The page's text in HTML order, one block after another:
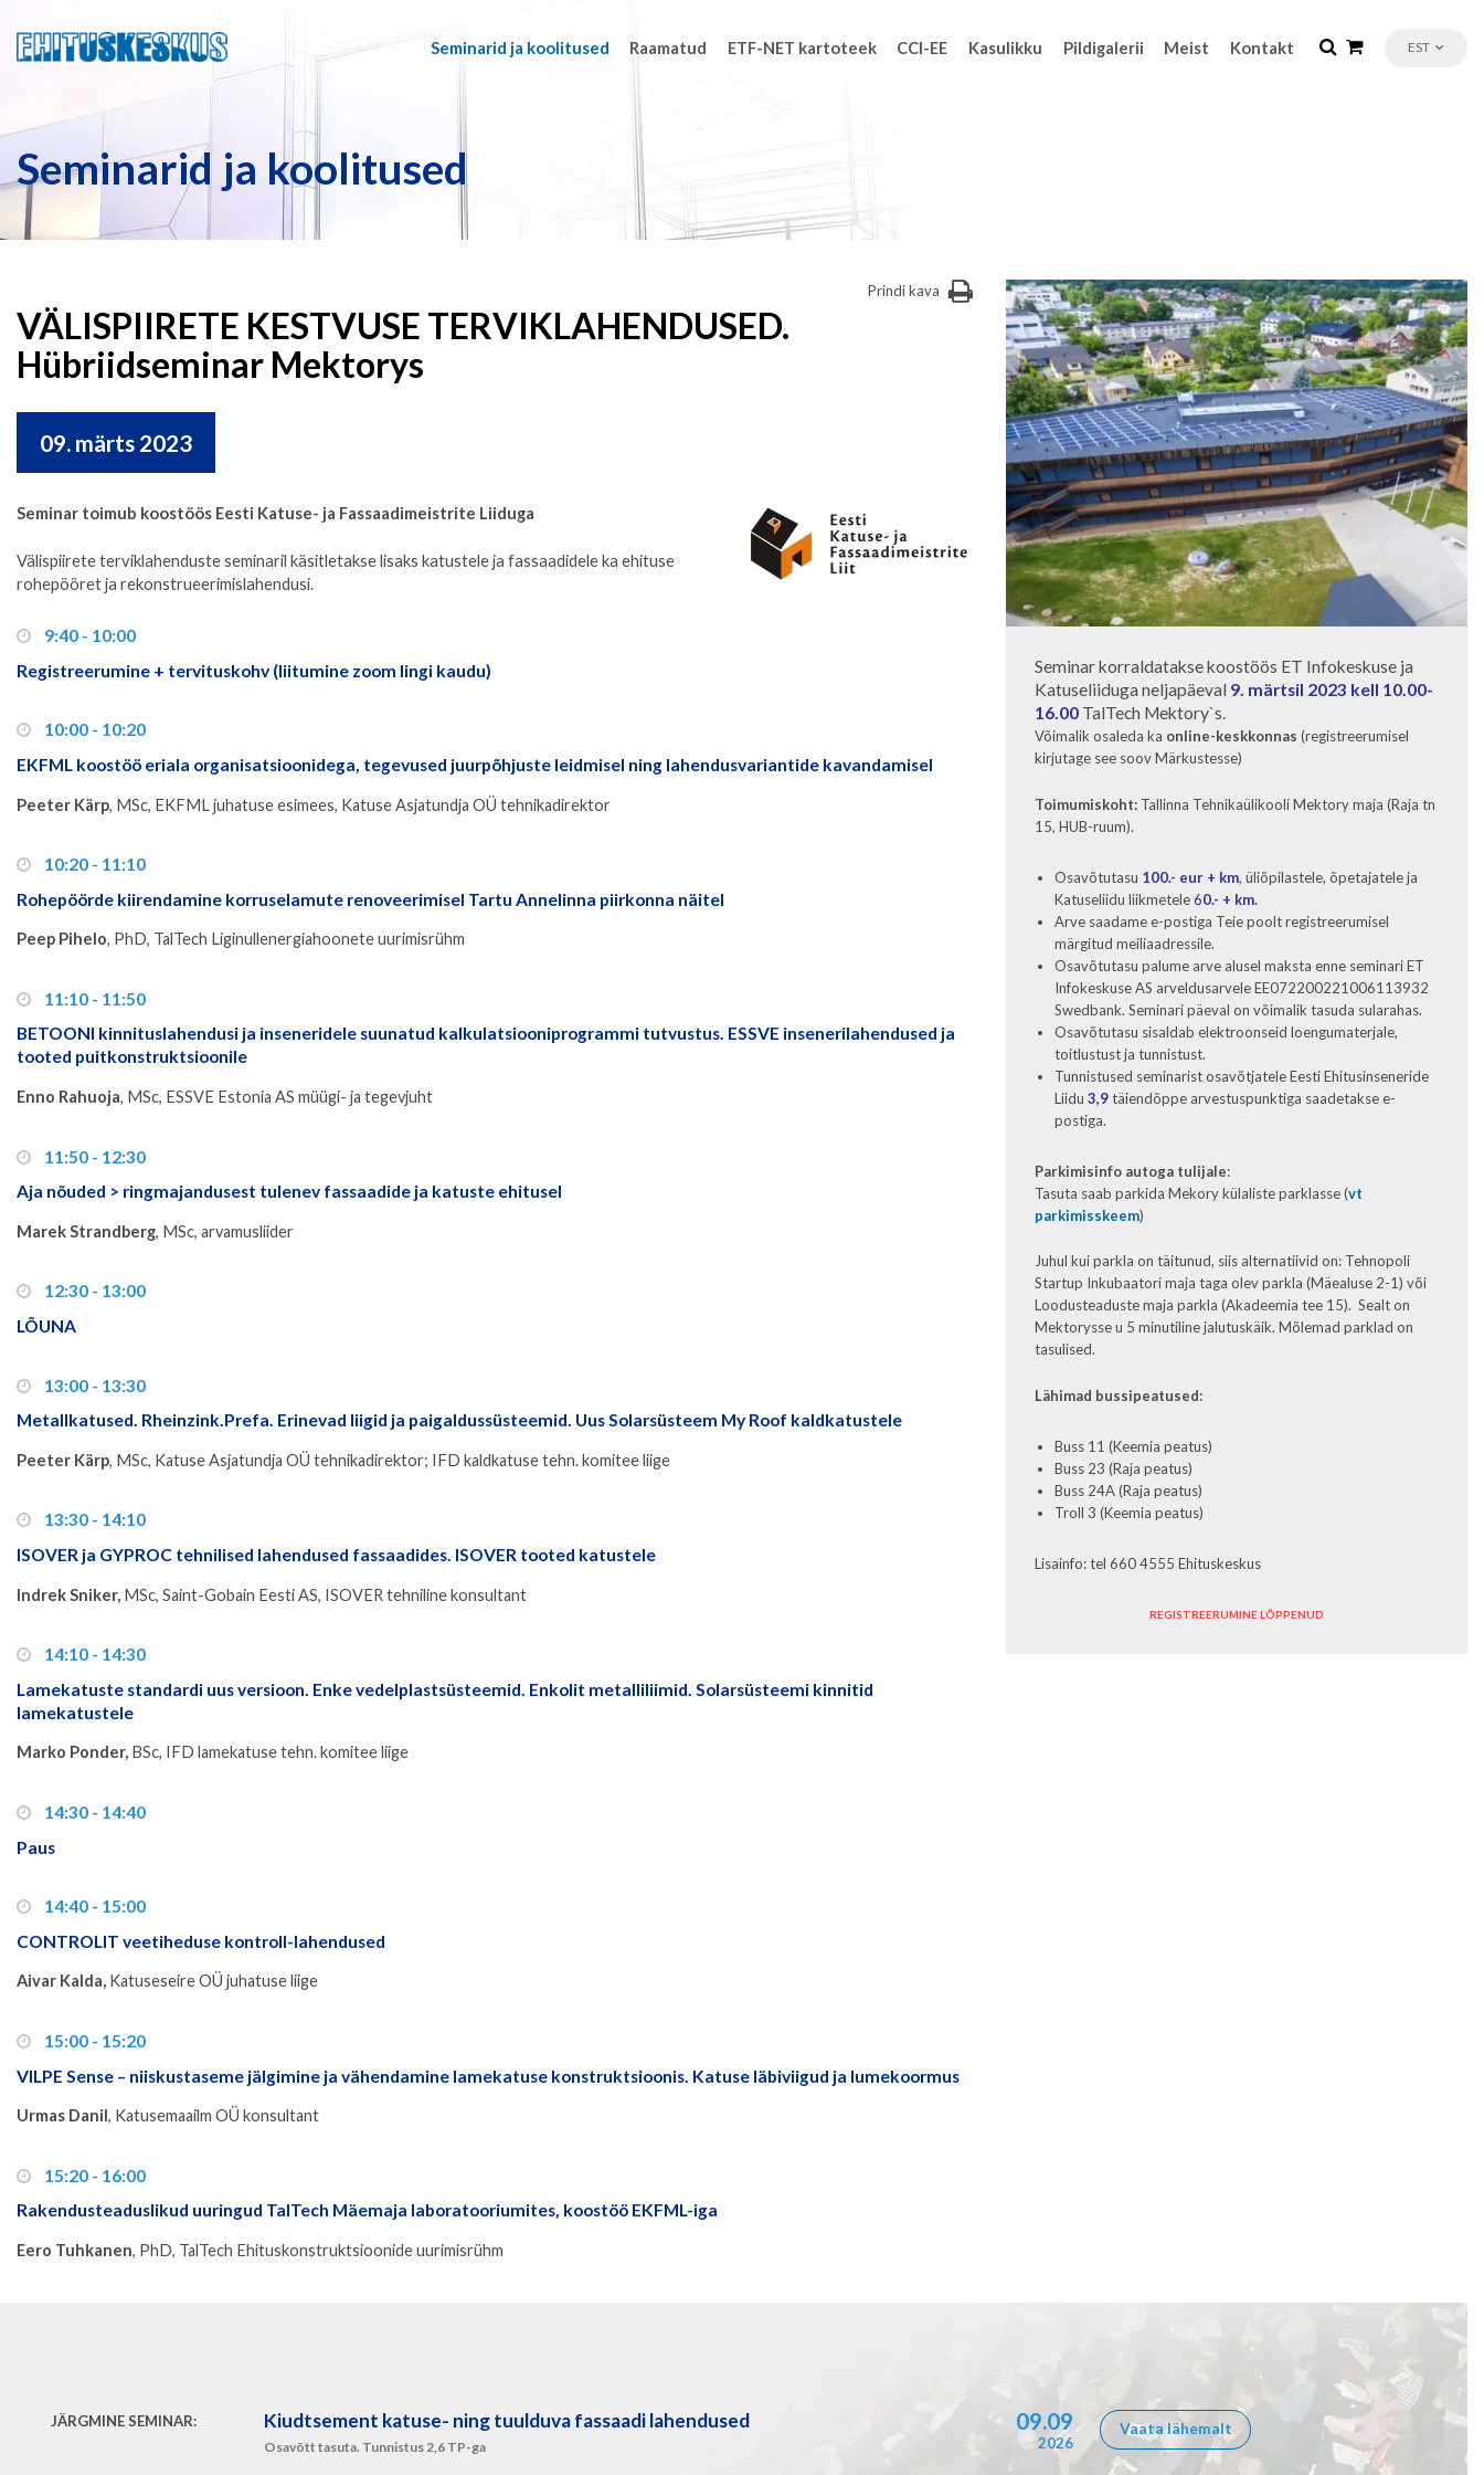
Seminarid ja koolitused Raamatud ETF-NET kartoteek CCI-EE Kasulikku Pildigalerii Meist Kontakt EST
Seminarid ja koolitused
Prindi kava
VÄLISPIIRETE KESTVUSE TERVIKLAHENDUSED.
Hübriidseminar Mektorys
09. märts 2023
Seminar toimub koostöös Eesti Katuse- ja Fassaadimeistrite Liiduga
Välispiirete terviklahenduste seminaril käsitletakse lisaks katustele ja fassaadidele ka ehituse
rohepööret ja rekonstrueerimislahendusi.
9:40 - 10:00
Registreerumine + tervituskohv (liitumine zoom lingi kaudu)
10:00 - 10:20
EKFML koostöö eriala organisatsioonidega, tegevused juurpõhjuste leidmisel ning lahendusvariantide kavandamisel
Peeter Kärp, MSc, EKFML juhatuse esimees, Katuse Asjatundja OÜ tehnikadirektor
10:20 - 11:10
Rohepöörde kiirendamine korruselamute renoveerimisel Tartu Annelinna piirkonna näitel
Peep Pihelo, PhD, TalTech Liginullenergiahoonete uurimisrühm
11:10 - 11:50
BETOONI kinnituslahendusi ja inseneridele suunatud kalkulatsiooniprogrammi tutvustus. ESSVE insenerilahendused ja
tooted puitkonstruktsioonile
Enno Rahuoja, MSc, ESSVE Estonia AS müügi- ja tegevjuht
11:50 - 12:30
Aja nõuded > ringmajandusest tulenev fassaadide ja katuste ehitusel
Marek Strandberg, MSc, arvamusliider
12:30 - 13:00
LÕUNA
13:00 - 13:30
Metallkatused. Rheinzink.Prefa. Erinevad liigid ja paigaldussüsteemid. Uus Solarsüsteem My Roof kaldkatustele
Peeter Kärp, MSc, Katuse Asjatundja OÜ tehnikadirektor; IFD kaldkatuse tehn. komitee liige
13:30 - 14:10
ISOVER ja GYPROC tehnilised lahendused fassaadides. ISOVER tooted katustele
Indrek Sniker, MSc, Saint-Gobain Eesti AS, ISOVER tehniline konsultant
14:10 - 14:30
Lamekatuste standardi uus versioon. Enke vedelplastsüsteemid. Enkolit metalliliimid. Solarsüsteemi kinnitid
lamekatustele
Marko Ponder, BSc, IFD lamekatuse tehn. komitee liige
14:30 - 14:40
Paus
14:40 - 15:00
CONTROLIT veetiheduse kontroll-lahendused
Aivar Kalda, Katuseseire OÜ juhatuse liige
15:00 - 15:20
VILPE Sense – niiskustaseme jälgimine ja vähendamine lamekatuse konstruktsioonis. Katuse läbiviigud ja lumekoormus
Urmas Danil, Katusemaailm OÜ konsultant
15:20 - 16:00
Rakendusteaduslikud uuringud TalTech Mäemaja laboratooriumites, koostöö EKFML-iga
Eero Tuhkanen, PhD, TalTech Ehituskonstruktsioonide uurimisrühm
Seminar korraldatakse koostöös ET Infokeskuse ja
Katuseliiduga neljapäeval 9. märtsil 2023 kell 10.00-
16.00 TalTech Mektory`s.
Võimalik osaleda ka online-keskkonnas (registreerumisel
kirjutage see soov Märkustesse)
Toimumiskoht: Tallinna Tehnikaülikooli Mektory maja (Raja tn
15, HUB-ruum).
Osavõtutasu 100.- eur + km, üliõpilastele, õpetajatele ja
Katuseliidu liikmetele60.- + km.
Arve saadame e-postiga Teie poolt registreerumisel
märgitud meiliaadressile.
Osavõtutasu palume arve alusel maksta enne seminari ET
Infokeskuse AS arveldusarvele EE072200221006113932
Swedbank. Seminari päeval on võimalik tasuda sularahas.
Osavõtutasu sisaldab elektroonseid loengumaterjale,
toitlustust ja tunnistust.
Tunnistused seminarist osavõtjatele Eesti Ehitusinseneride
Liidu 3,9täiendõppe arvestuspunktiga saadetakse e-
postiga.
Parkimisinfo autoga tulijale:
Tasuta saab parkida Mekory külaliste parklasse (vt
parkimisskeem)
Juhul kui parkla on täitunud, siis alternatiivid on: Tehnopoli
Startup Inkubaatori maja taga olev parkla (Mäealuse 2-1) või
Loodusteaduste maja parkla (Akadeemia tee 15). Sealt on
Mektorysse u 5 minutiline jalutuskäik. Mõlemad parklad on
tasulised.
Lähimad bussipeatused:
Buss 11 (Keemia peatus)
Buss 23 (Raja peatus)
Buss 24A (Raja peatus)
Troll 3 (Keemia peatus)
Lisainfo: tel 660 4555 Ehituskeskus
REGISTREERUMINE LÕPPENUD
JÄRGMINE SEMINAR: Kiudtsement katuse- ning tuulduva fassaadi lahendused
Osavõtt tasuta. Tunnistus 2,6 TP-ga
09.09
2026
Vaata lähemalt